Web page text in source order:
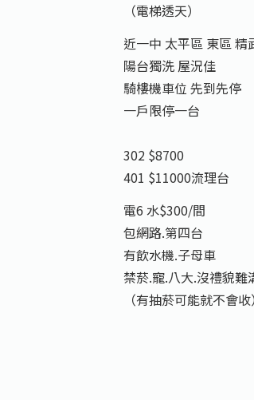
（電梯透天）
近一中 太平區 東區 精
陽台獨洗 屋況佳
騎樓機車位 先到先停
一戶限停一台
302 $8700
401 $11000流理台
電6 水$300/間
包網路.第四台
有飲水機.子母車
禁菸.寵.八大.沒禮貌難
（有抽菸可能就不會收）